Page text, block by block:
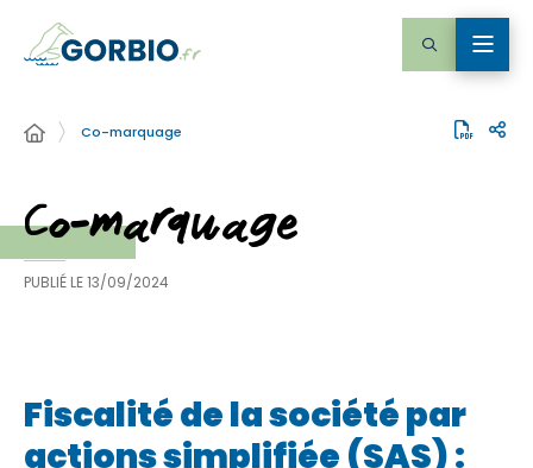
Co-marquage
Co-marquage
PUBLIÉ LE13/09/2024
Fiscalité de la société par
actions simplifiée (SAS) :